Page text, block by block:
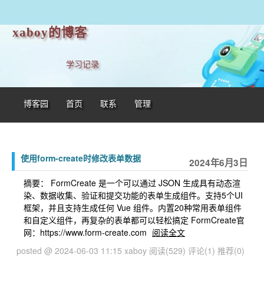
xaboy的博客
学习记录
博客园 首页 联系 管理
2024年6月3日
使用form-create时修改表单数据
摘要： FormCreate 是一个可以通过 JSON 生成具有动态渲
染、数据收集、验证和提交功能的表单生成组件。支持5个UI
框架，并且支持生成任何 Vue 组件。内置20种常用表单组件
和自定义组件，再复杂的表单都可以轻松搞定 FormCreate官
网：https://www.form-create.com 阅读全文
posted @ 2024-06-03 11:15 xaboy 阅读(529) 评论(1) 推荐(0)